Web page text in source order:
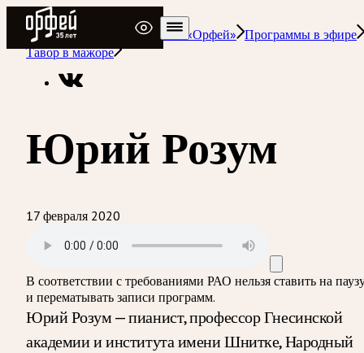
Радио Орфей
Радио классической музыки «Орфей» Программы в эфире
Тавор в мажоре
Юрий Розум
17 февраля 2020
В соответствии с требованиями РАО нельзя ставить на
и перематывать записи программ.
Юрий Розум — пианист, профессор Гнесинской
академии и института имени Шнитке, Народный